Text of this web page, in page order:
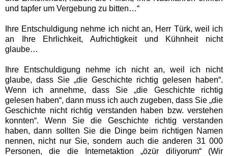
und tapfer um Vergebung zu bitten…“
Ihre Entschuldigung nehme ich nicht an, Herr Türk, weil ich
an Ihre Ehrlichkeit, Aufrichtigkeit und Kühnheit nicht
glaube…
Ihre Entschuldigung nehme ich nicht an, weil ich nicht
glaube, dass Sie „die Geschichte richtig gelesen haben“.
Wenn ich annehme, dass Sie „die Geschichte richtig
gelesen haben“, dann muss ich auch zugeben, dass Sie „die
Geschichte nicht richtig verstanden haben bzw. verstehen
konnten“. Wenn Sie die Geschichte richtig verstanden
haben, dann sollten Sie die Dinge beim richtigen Namen
nennen, nicht nur Sie, sondern auch die anderen 31 000
Personen, die die Internetaktion „özür diliyorum“ (Wir